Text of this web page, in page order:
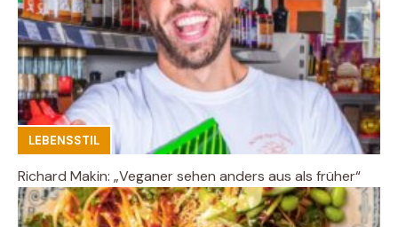
LEBENSSTIL
Richard Makin: „Veganer sehen anders aus als früher“